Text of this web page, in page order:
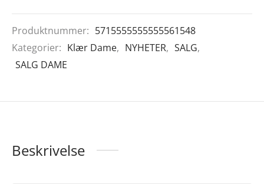
Produktnummer: 5715555555555561548
Kategorier: Klær Dame, NYHETER, SALG,
SALG DAME
Beskrivelse